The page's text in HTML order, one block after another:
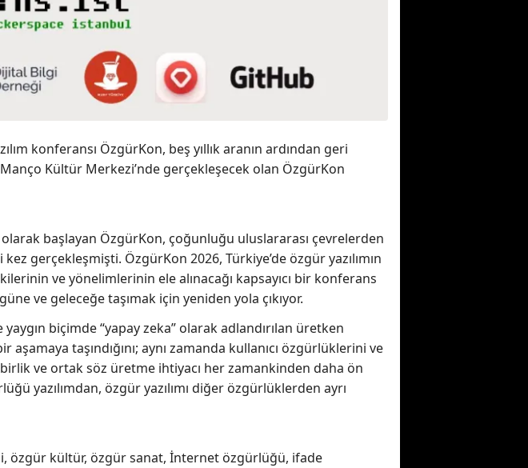
konferansı ÖzgürKon, beş yıllık aranın ardından geri
Kültür Merkezi’nde gerçekleşecek olan ÖzgürKon
başlayan ÖzgürKon, çoğunluğu uluslararası çevrelerden
gerçekleşmişti. ÖzgürKon 2026, Türkiye’de özgür yazılımın
ve yönelimlerinin ele alınacağı kapsayıcı bir konferans
ve geleceğe taşımak için yeniden yola çıkıyor.
biçimde “yapay zeka” olarak adlandırılan üretken
taşındığını; aynı zamanda kullanıcı özgürlüklerini ve
ve ortak söz üretme ihtiyacı her zamankinden daha ön
yazılımdan, özgür yazılımı diğer özgürlüklerden ayrı
özgür kültür, özgür sanat, İnternet özgürlüğü, ifade